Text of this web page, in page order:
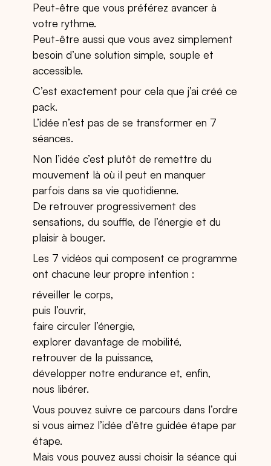
Peut-être que vous préférez avancer à
votre rythme.
Peut-être aussi que vous avez simplement
besoin d’une solution simple, souple et
accessible.
C’est exactement pour cela que j’ai créé ce
pack.
L’idée n’est pas de se transformer en 7
séances.
Non l’idée c’est plutôt de remettre du
mouvement là où il peut en manquer
parfois dans sa vie quotidienne.
De retrouver progressivement des
sensations, du souffle, de l’énergie et du
plaisir à bouger.
Les 7 vidéos qui composent ce programme
ont chacune leur propre intention :
réveiller le corps,
puis l’ouvrir,
faire circuler l’énergie,
explorer davantage de mobilité,
retrouver de la puissance,
développer notre endurance et, enfin,
nous libérer.
Vous pouvez suivre ce parcours dans l’ordre
si vous aimez l’idée d’être guidée étape par
étape.
Mais vous pouvez aussi choisir la séance qui